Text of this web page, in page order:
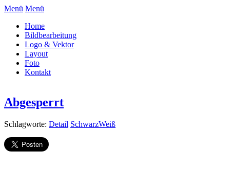
Menü Menü
Home
Bildbearbeitung
Logo & Vektor
Layout
Foto
Kontakt
Abgesperrt
Schlagworte: Detail SchwarzWeiß